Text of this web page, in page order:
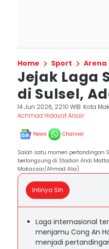
Home Sport Arena
Jejak Laga
di Sulsel,
14 Jun 2026, 22:10 WIB Kota
Achmad Hidayat Alsair
News Channel
Salah satu momen pertandingan
berlangsung di Stadion Andi
Makassar/Ahmad Alia)
Intinya Sih
Laga internasional
menjamu Cong An
menjadi